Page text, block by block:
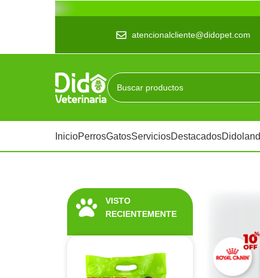
atencionalcliente@didopet.com
InicioPerrosGatosServiciosDestacadosDidoland
VISTO
RECIENTEMENTE